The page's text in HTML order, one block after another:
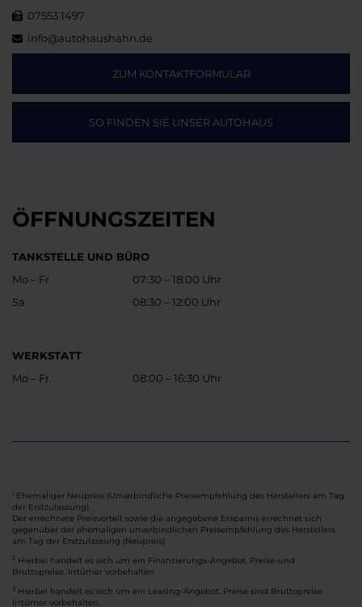
07553 1497
info@autohaushahn.de
ZUM KONTAKTFORMULAR
SO FINDEN SIE UNSER AUTOHAUS
ÖFFNUNGSZEITEN
TANKSTELLE UND BÜRO
Mo – Fr
Sa
07:30 – 18:00 Uhr
08:30 – 12:00 Uhr
WERKSTATT
Mo – Fr
08:00 – 16:30 Uhr
Ehemaliger Neupreis (Unverbindliche Preisempfehlung des Herstellers am Tag
der Erstzulassung).
Der errechnete Preisvorteil sowie die angegebene Ersparnis errechnet sich
gegenüber der ehemaligen unverbindlichen Preisempfehlung des Herstellers
am Tag der Erstzulassung (Neupreis).
2 Hierbei handelt es sich um ein Finanzierungs-Angebot. Preise sind
Bruttopreise. Irrtümer vorbehalten.
3 Hierbei handelt es sich um ein Leasing-Angebot. Preise sind Bruttopreise.
Irrtümer vorbehalten.